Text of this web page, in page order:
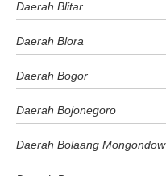
Daerah Blitar
Daerah Blora
Daerah Bogor
Daerah Bojonegoro
Daerah Bolaang Mongondow